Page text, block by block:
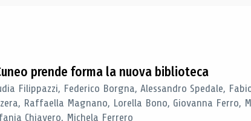
prende forma la nuova biblioteca
Filippazzi, Federico Borgna, Alessandro Spedale,
Raffaella Magnano, Lorella Bono, Giovanna Ferro,
Chiavero, Michela Ferrero